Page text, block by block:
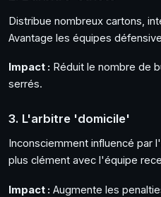
Distribue nombreux cartons,
Avantage les équipes
Impact : Réduit le nombre de
serrés.
3. L'arbitre 'domicile'
Inconsciemment influencé par
plus clément avec l'équipe
Impact : Augmente les